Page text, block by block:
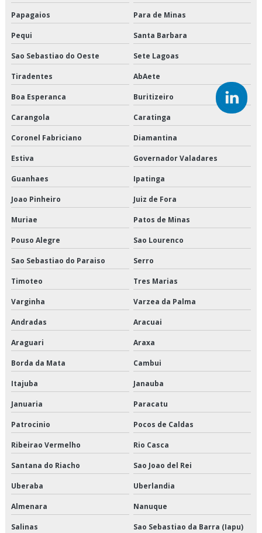
Empresa de transporte de cargas fracionadas
Empresa de transporte de climatizados
Empresa de transporte de congelados
Empresa de transporte de mercadorias
Empresa de transporte dedicado
Empresa de transporte dedicado de alimentos
Empresa de transporte e logística
Empresa de transporte interestadual
Empresa de transporte nordeste
Empresa que transporta produtos congelados
Empresa que transporta produtos refrigerados
Empresa transportadora de alimentos
Empresa transportadora de mercadorias
Empresas de armazenagem e logística em sp
Empresas de cross docking
Empresas de logística e armazenagem
Empresas de logística refrigerada
Empresas de transportes fracionados
Papagaios Para de Minas
Pequi Santa Barbara
Sao Sebastiao do Oeste Sete Lagoas
Tiradentes AbAete
Boa Esperanca Buritizeiro
Carangola Caratinga
Coronel Fabriciano Diamantina
Estiva Governador Valadares
Guanhaes Ipatinga
Joao Pinheiro Juiz de Fora
Muriae Patos de Minas
Pouso Alegre Sao Lourenco
Sao Sebastiao do Paraiso Serro
Timoteo Tres Marias
Varginha Varzea da Palma
Andradas Aracuai
Araguari Araxa
Borda da Mata Cambui
Itajuba Janauba
Januaria Paracatu
Patrocinio Pocos de Caldas
Ribeirao Vermelho Rio Casca
Santana do Riacho Sao Joao del Rei
Uberaba Uberlandia
Almenara Nanuque
Salinas Sao Sebastiao da Barra (Iapu)